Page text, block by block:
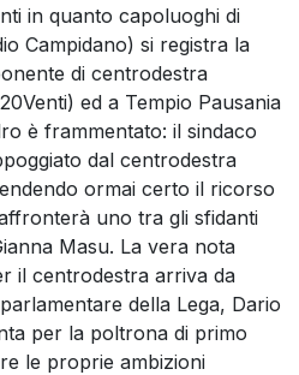
in quanto capoluoghi di
Campidano) si registra la
di centrodestra
ed a Tempio Pausania
è frammentato: il sindaco
dal centrodestra
ormai certo il ricorso
uno tra gli sfidanti
Masu. La vera nota
il centrodestra arriva da
della Lega, Dario
per la poltrona di primo
le proprie ambizioni